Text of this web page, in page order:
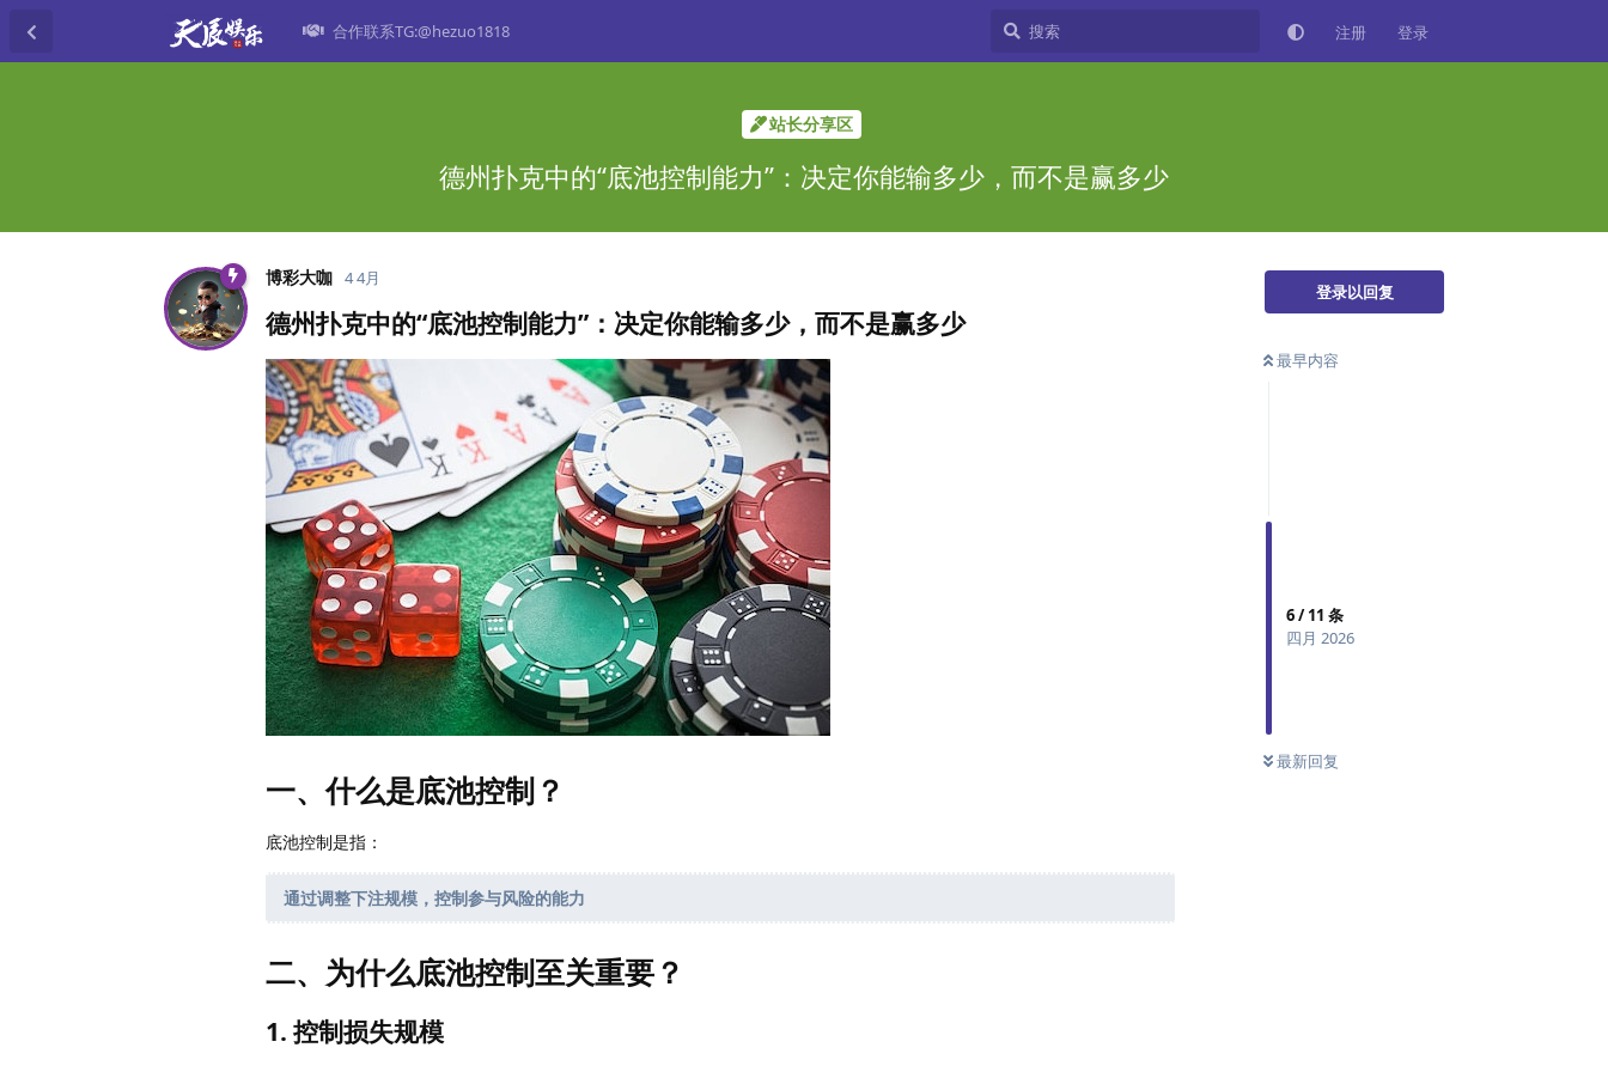
合作联系TG:@hezuo1818 注册 登录
站长分享区
德州扑克中的“底池控制能力”：决定你能输多少，而不是赢多少
登录以回复
最早内容
6/11 条
四月 2026
最新回复
博彩大咖 4 4月
德州扑克中的“底池控制能力”：决定你能输多少，而不是赢多少
一、什么是底池控制？
底池控制是指：
通过调整下注规模，控制参与风险的能力
二、为什么底池控制至关重要？
1. 控制损失规模